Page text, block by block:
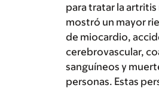
para tratar la
mostró un mayor
de miocardio,
cerebrovascular,
sanguíneos y
personas. Estas